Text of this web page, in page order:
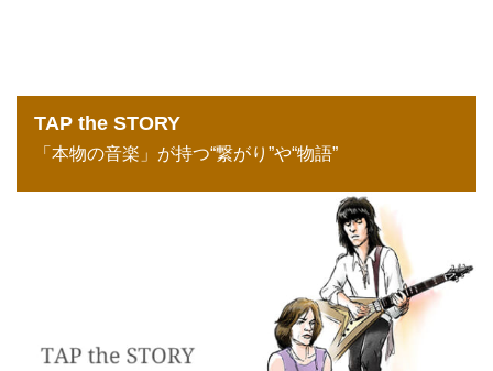
TAP the STORY
「本物の音楽」が持つ“繋がり”や“物語”